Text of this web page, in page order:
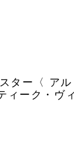
ター〈 アル
ィーク・ヴ